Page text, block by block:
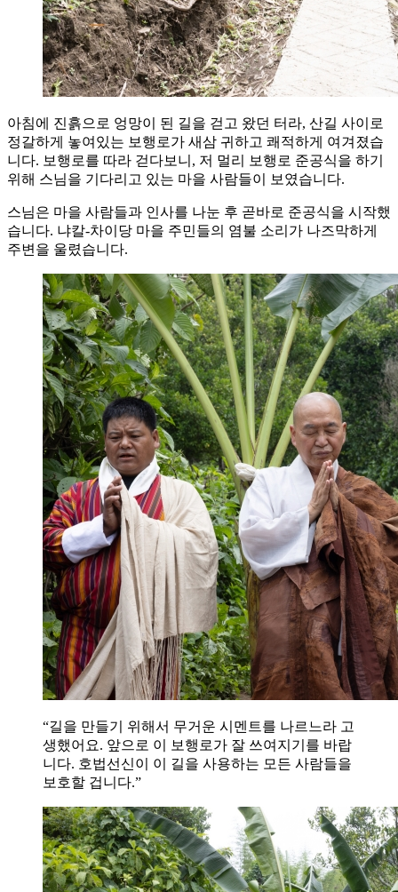
아침에 진흙으로 엉망이 된 길을 걷고 왔던 터라, 산길 사이로
정갈하게 놓여있는 보행로가 새삼 귀하고 쾌적하게 여겨졌습
니다. 보행로를 따라 걷다보니, 저 멀리 보행로 준공식을 하기
위해 스님을 기다리고 있는 마을 사람들이 보였습니다.
스님은 마을 사람들과 인사를 나눈 후 곧바로 준공식을 시작했
습니다. 냐칼-차이당 마을 주민들의 염불 소리가 나즈막하게
주변을 울렸습니다.
“길을 만들기 위해서 무거운 시멘트를 나르느라 고
생했어요. 앞으로 이 보행로가 잘 쓰여지기를 바랍
니다. 호법선신이 이 길을 사용하는 모든 사람들을
보호할 겁니다.”